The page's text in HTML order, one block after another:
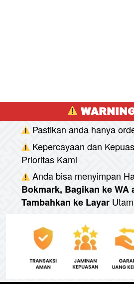
Pastikan anda hanya
Kepercayaan dan
Prioritas Kami
Anda bisa menyimpan
Bokmark, Bagikan ke WA
Tambahkan ke Layar